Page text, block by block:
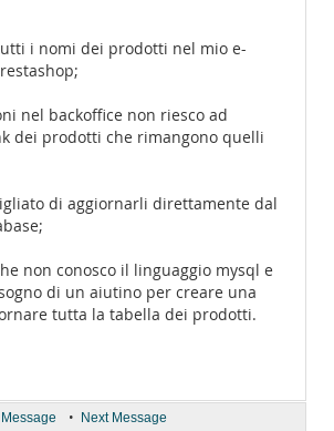
i nomi dei prodotti nel mio e-
nel backoffice non riesco ad
dei prodotti che rimangono quelli
di aggiornarli direttamente dal
non conosco il linguaggio mysql e
di un aiutino per creare una
tutta la tabella dei prodotti.
• Next Message